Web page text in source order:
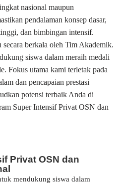
nasional maupun
pendalaman konsep dasar,
dan bimbingan intensif.
secara berkala oleh Tim Akademik.
siswa dalam meraih medali
Fokus utama kami terletak pada
dan pencapaian prestasi
potensi terbaik Anda di
Super Intensif Privat OSN dan
Privat OSN dan
mendukung siswa dalam